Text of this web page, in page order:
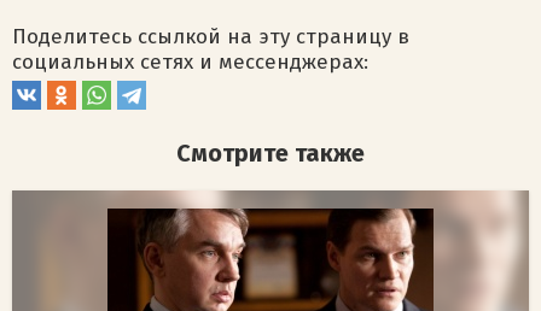
Поделитесь ссылкой на эту страницу в
социальных сетях и мессенджерах:
Смотрите также